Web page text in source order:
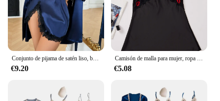
€9.20 €5.08